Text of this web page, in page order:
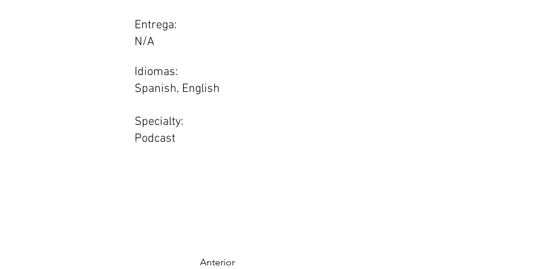
Entrega:
N/A
Idiomas:
Spanish, English
Specialty:
Podcast
Anterior